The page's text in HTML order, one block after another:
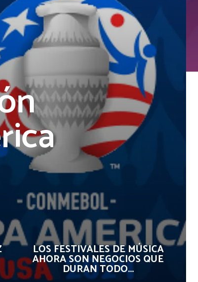
LOS FESTIVALES DE MÚSICA
AHORA SON NEGOCIOS QUE
DURAN TODO...